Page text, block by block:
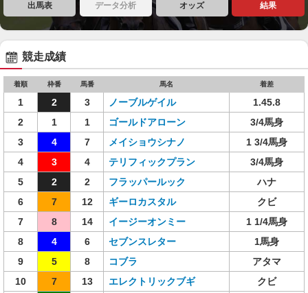
出馬表 データ分析 オッズ 結果
競走成績
着順 枠番 馬番 馬名 着差
1 2 3 ノーブルゲイル
1.45.8
2
1 1 ゴールドアローン
3/4馬身
3
4 7 メイショウシナノ
1 3/4馬身
4
3 4 テリフィックプラン
3/4馬身
5
2 2 フラッパールック
ハナ
6
7 12 ギーロカスタル
クビ
7
8 14 イージーオンミー
1 1/4馬身
8
4 6 セブンスレター
1馬身
9
5 8 コブラ
アタマ
10
7 13 エレクトリックブギ
クビ